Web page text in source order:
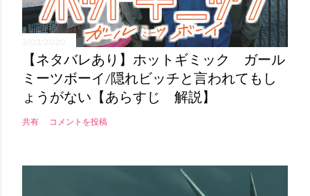
2/02/2020
【ネタバレあり】ホットギミック ガール
ミーツボーイ/隠れビッチと言われてもし
ょうがない【あらすじ 解説】
共有 コメントを投稿